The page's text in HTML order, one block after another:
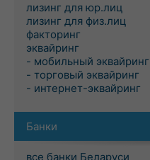
лизинг для юр.лиц
лизинг для физ.лиц
факторинг
эквайринг
- мобильный эквайринг
- торговый эквайринг
- интернет-эквайринг
Банки
все банки Беларуси